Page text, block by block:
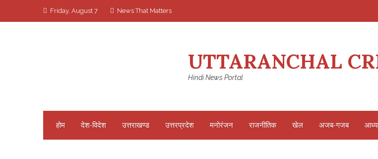
Friday, August 7 News That Matters
UTTARANCHAL
Hindi News Portal
होम देश-विदेश उत्तराखण्ड उत्तरप्रदेश मनोरंजन राजनीतिक खेल अजब-गजब